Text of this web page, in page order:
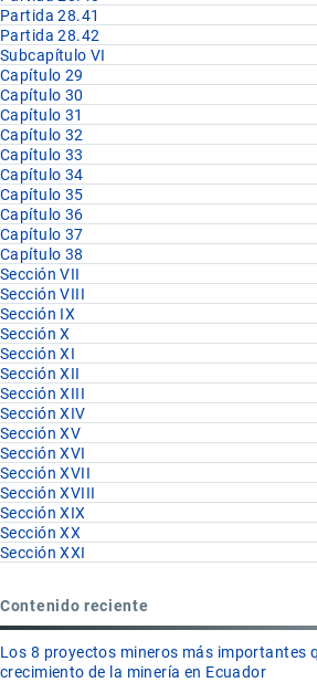
Partida 28.41
Partida 28.42
Subcapítulo VI
Capítulo 29
Capítulo 30
Capítulo 31
Capítulo 32
Capítulo 33
Capítulo 34
Capítulo 35
Capítulo 36
Capítulo 37
Capítulo 38
Sección VII
Sección VIII
Sección IX
Sección X
Sección XI
Sección XII
Sección XIII
Sección XIV
Sección XV
Sección XVI
Sección XVII
Sección XVIII
Sección XIX
Sección XX
Sección XXI
Contenido reciente
Los 8 proyectos mineros más importantes
crecimiento de la minería en Ecuador